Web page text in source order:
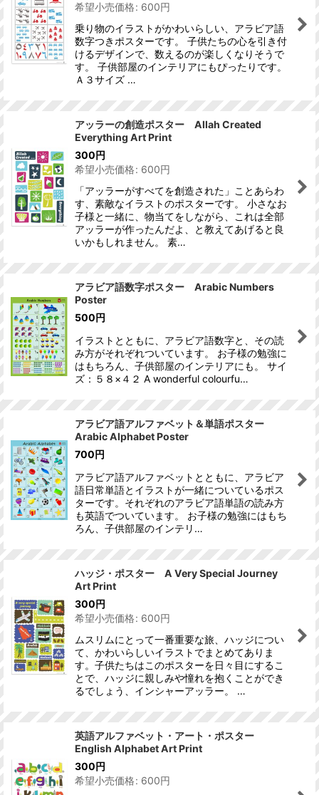
希望小売価格: 600円
乗り物のイラストがかわいらしい、アラビア語
数字つきポスターです。 子供たちの心を引き付
けるデザインで、数えるのが楽しくなりそうで
す。 子供部屋のインテリアにもぴったりです。
Ａ３サイズ …
アッラーの創造ポスター Allah Created
Everything Art Print
300円
希望小売価格: 600円
「アッラーがすべてを創造された」ことあらわ
す、素敵なイラストのポスターです。 小さなお
子様と一緒に、物当てをしながら、これは全部
アッラーが作ったんだよ、と教えてあげると良
いかもしれません。 素…
アラビア語数字ポスター Arabic Numbers
Poster
500円
イラストとともに、アラビア語数字と、その読
み方がそれぞれついています。 お子様の勉強に
はもちろん、子供部屋のインテリアにも。 サイ
ズ：５８×４２ A wonderful colourfu…
アラビア語アルファベット＆単語ポスター
Arabic Alphabet Poster
700円
アラビア語アルファベットとともに、アラビア
語日常単語とイラストが一緒についているポス
ターです。それぞれのアラビア語単語の読み方
も英語でついています。 お子様の勉強にはもち
ろん、子供部屋のインテリ…
ハッジ・ポスター A Very Special Journey
Art Print
300円
希望小売価格: 600円
ムスリムにとって一番重要な旅、ハッジについ
て、かわいらしいイラストでまとめてありま
す。子供たちはこのポスターを日々目にするこ
とで、ハッジに親しみや憧れを抱くことができ
るでしょう、インシャーアッラー。 …
英語アルファベット・アート・ポスター
English Alphabet Art Print
300円
希望小売価格: 600円